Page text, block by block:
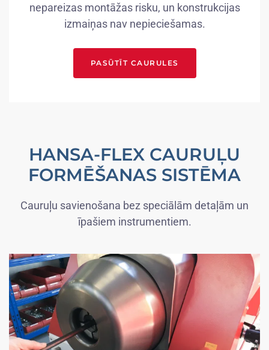
nepareizas montāžas risku, un konstrukcijas
izmaiņas nav nepieciešamas.
PASŪTĪT CAURULES
HANSA-FLEX CAURUĻU
FORMĒŠANAS SISTĒMA
Cauruļu savienošana bez speciālām detaļām un
īpašiem instrumentiem.